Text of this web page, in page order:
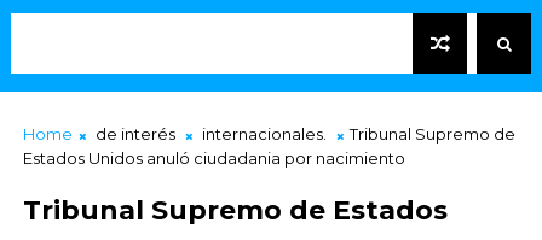
Home de interés internacionales.
Tribunal Supremo de
Estados Unidos anuló ciudadania por nacimiento
Tribunal Supremo de Estados